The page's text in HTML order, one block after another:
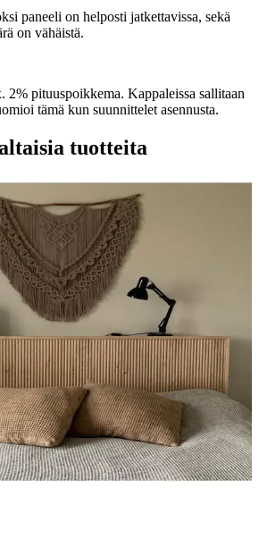
paneeli on helposti jatkettavissa, sekä
on vähäistä.
2% pituuspoikkema. Kappaleissa sallitaan
tämä kun suunnittelet asennusta.
tuotteita